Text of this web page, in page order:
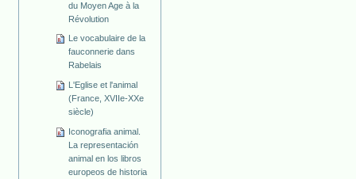
du Moyen Age à la
Révolution
Le vocabulaire de la
fauconnerie dans
Rabelais
L'Eglise et l'animal
(France, XVIIe-XXe
siècle)
Iconografia animal.
La representación
animal en los libros
europeos de historia